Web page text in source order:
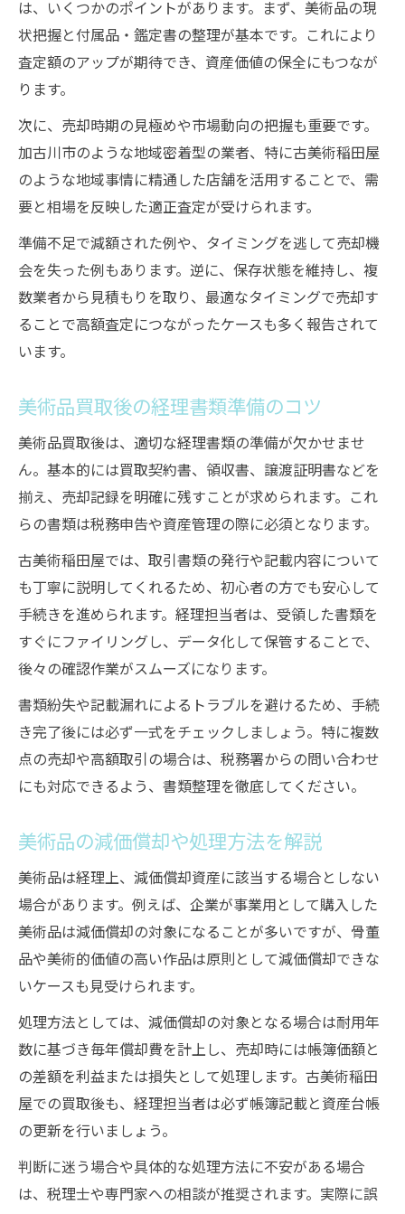
は、いくつかのポイントがあります。まず、美術品の現
状把握と付属品・鑑定書の整理が基本です。これにより
査定額のアップが期待でき、資産価値の保全にもつなが
ります。
次に、売却時期の見極めや市場動向の把握も重要です。
加古川市のような地域密着型の業者、特に古美術稲田屋
のような地域事情に精通した店舗を活用することで、需
要と相場を反映した適正査定が受けられます。
準備不足で減額された例や、タイミングを逃して売却機
会を失った例もあります。逆に、保存状態を維持し、複
数業者から見積もりを取り、最適なタイミングで売却す
ることで高額査定につながったケースも多く報告されて
います。
美術品買取後の経理書類準備のコツ
美術品買取後は、適切な経理書類の準備が欠かせませ
ん。基本的には買取契約書、領収書、譲渡証明書などを
揃え、売却記録を明確に残すことが求められます。これ
らの書類は税務申告や資産管理の際に必須となります。
古美術稲田屋では、取引書類の発行や記載内容について
も丁寧に説明してくれるため、初心者の方でも安心して
手続きを進められます。経理担当者は、受領した書類を
すぐにファイリングし、データ化して保管することで、
後々の確認作業がスムーズになります。
書類紛失や記載漏れによるトラブルを避けるため、手続
き完了後には必ず一式をチェックしましょう。特に複数
点の売却や高額取引の場合は、税務署からの問い合わせ
にも対応できるよう、書類整理を徹底してください。
美術品の減価償却や処理方法を解説
美術品は経理上、減価償却資産に該当する場合としない
場合があります。例えば、企業が事業用として購入した
美術品は減価償却の対象になることが多いですが、骨董
品や美術的価値の高い作品は原則として減価償却できな
いケースも見受けられます。
処理方法としては、減価償却の対象となる場合は耐用年
数に基づき毎年償却費を計上し、売却時には帳簿価額と
の差額を利益または損失として処理します。古美術稲田
屋での買取後も、経理担当者は必ず帳簿記載と資産台帳
の更新を行いましょう。
判断に迷う場合や具体的な処理方法に不安がある場合
は、税理士や専門家への相談が推奨されます。実際に誤